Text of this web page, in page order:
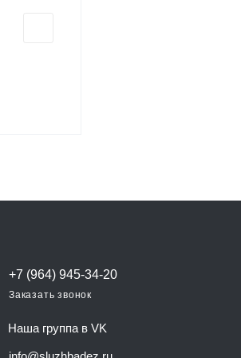
+7 (964) 945-34-20
Заказать звонок
Наша группа в VK